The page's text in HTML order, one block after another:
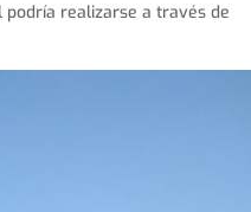
realizarse a través de